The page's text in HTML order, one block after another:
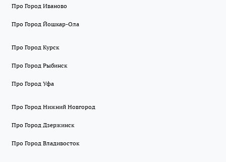
Про Город Иваново
Про Город Йошкар-Ола
Про Город Курск
Про Город Рыбинск
Про Город Уфа
Про Город Нижний Новгород
Про Город Дзержинск
Про Город Владивосток